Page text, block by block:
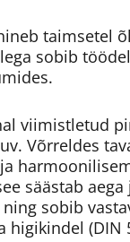
taimsetel
sobib
viimistletud
Võrreldes
säästab
sobib
higikindel (DIN